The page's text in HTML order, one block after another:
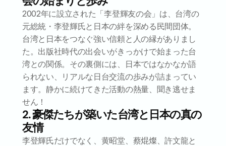
2002年に設立された「李登輝友の会」は、台湾の
元総統・李登輝氏と日本の絆を深める民間団体。
台湾と日本をつなぐ強い信頼と人の縁がありまし
た。出版社時代の出会いがきっかけで始まった台
湾との関係。その裏側には、日本ではなかなか語
られない、リアルな日台交流の歩みが詰まってい
ます。静かに続けてきた活動の熱量、聞き逃せま
せん！
2. 豪傑たちが築いた台湾と日本の真の
友情
李登輝氏だけでなく、黄昭堂、蔡焜燦、許文龍と